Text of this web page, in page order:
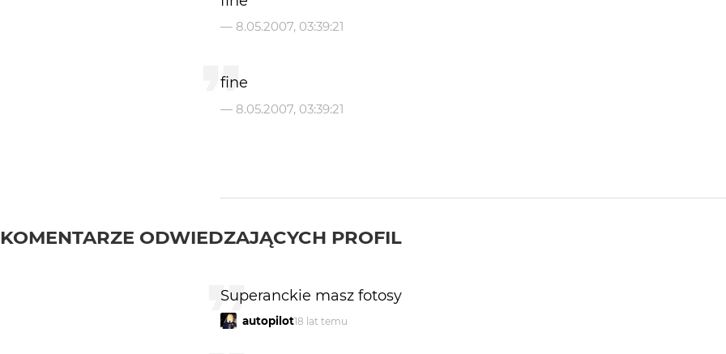
— 8.05.2007, 03:39:21
fine
— 8.05.2007, 03:39:21
KOMENTARZE ODWIEDZAJĄCYCH PROFIL
Superanckie masz fotosy
autopilot18 lat temu